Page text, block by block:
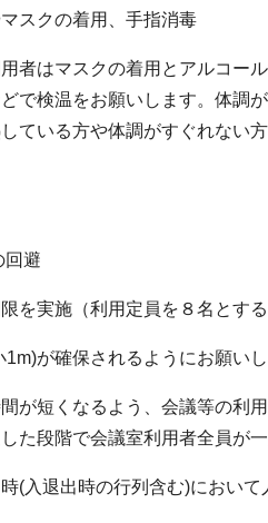
スクの着用、手指消毒
者はマスクの着用とアルコー
で検温をお願いします。体調
ている方や体調がすぐれない
避
限を実施（利用定員を８名とす
1m)が確保されるようにお願いし
間が短くなるよう、会議等の利
た段階で会議室利用者全員が
時(入退出時の行列含む)におい